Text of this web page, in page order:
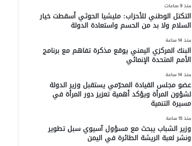
منذ 9 ساعات
التكتل الوطني للأحزاب: مليشيا الحوثي أسقطت خيار
السلام ولا بد من الحسم واستعادة الدولة
منذ 14 ساعة
البنك المركزي اليمني يوقع مذكرة تفاهم مع برنامج
الأمم المتحدة الإنمائي
منذ 14 ساعة
عضو مجلس القيادة المحرّمي يستقبل وزير الدولة
لشؤون المرأة ويؤكد أهمية تعزيز دور المرأة في
مسيرة التنمية
منذ 15 ساعة
وزير الشباب يبحث مع مسؤول آسيوي سبل تطوير
ونشر لعبة الريشة الطائرة في اليمن